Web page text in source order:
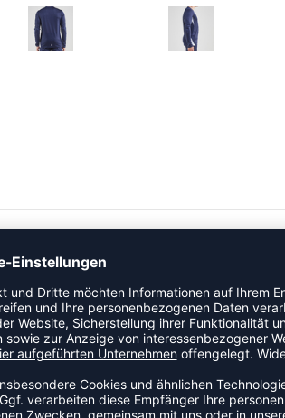
Langarm-T-Shirt kannst Du dich sehen
bietet hervorragende
für verbesserte Belüftung. Viel Platz für
• Glatter Kragen- und